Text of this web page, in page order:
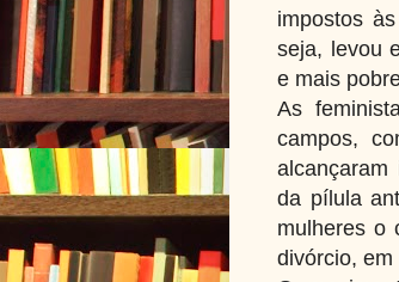
impostos
seja, levou
e mais
As
campos,
da pílula
mulheres o
divórcio, em